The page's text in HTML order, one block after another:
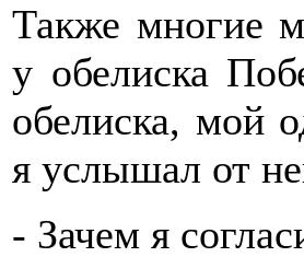
Также многие
у обелиска
обелиска, мой
я услышал от
- Зачем я